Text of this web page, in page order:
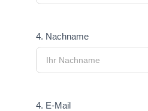
4. Nachname
4. E-Mail